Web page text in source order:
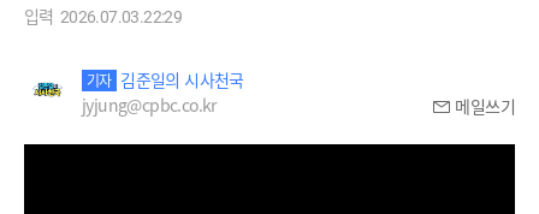
입력 2026.07.03.22:29
기자 김준일의 시사천국
jyjung@cpbc.co.kr
메일쓰기